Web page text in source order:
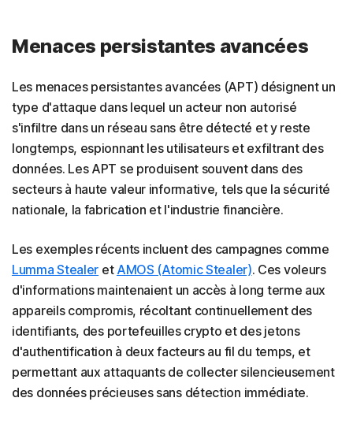
Menaces persistantes avancées
Les menaces persistantes avancées (APT) désignent un
type d'attaque dans lequel un acteur non autorisé
s'infiltre dans un réseau sans être détecté et y reste
longtemps, espionnant les utilisateurs et exfiltrant des
données. Les APT se produisent souvent dans des
secteurs à haute valeur informative, tels que la sécurité
nationale, la fabrication et l'industrie financière.
Les exemples récents incluent des campagnes comme
Lumma Stealer et AMOS (Atomic Stealer). Ces voleurs
d'informations maintenaient un accès à long terme aux
appareils compromis, récoltant continuellement des
identifiants, des portefeuilles crypto et des jetons
d'authentification à deux facteurs au fil du temps, et
permettant aux attaquants de collecter silencieusement
des données précieuses sans détection immédiate.